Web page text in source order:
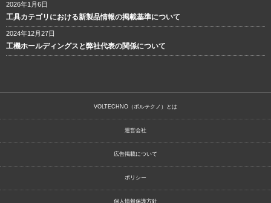
2026年1月6日
工具カテゴリにおける新製品情報の掲載基準について
2024年12月27日
工機ホールディングスと弊社代表の関係について
VOLTECHNO（ボルテクノ）とは
運営会社
広告掲載について
ポリシー
個人情報保護方針